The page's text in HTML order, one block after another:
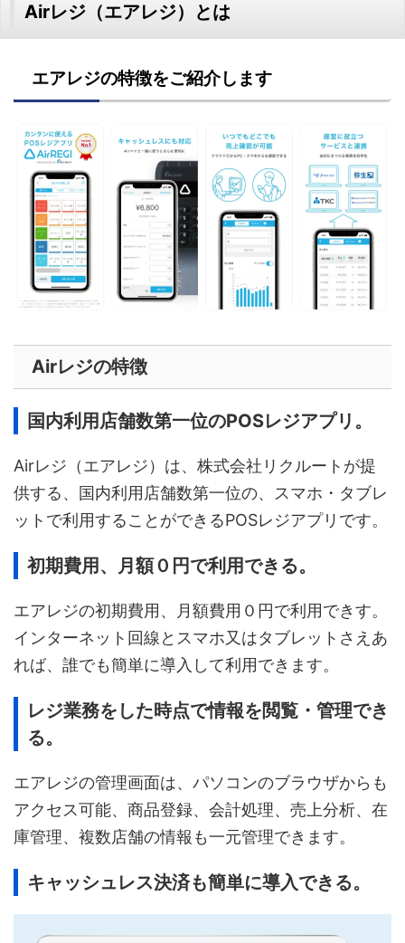
Airレジ（エアレジ）とは
エアレジの特徴をご紹介します
Airレジの特徴
国内利用店舗数第一位のPOSレジアプリ。
Airレジ（エアレジ）は、株式会社リクルートが提
供する、国内利用店舗数第一位の、スマホ・タブレ
ットで利用することができるPOSレジアプリです。
初期費用、月額０円で利用できる。
エアレジの初期費用、月額費用０円で利用できす。
インターネット回線とスマホ又はタブレットさえあ
れば、誰でも簡単に導入して利用できます。
レジ業務をした時点で情報を閲覧・管理でき
る。
エアレジの管理画面は、パソコンのブラウザからも
アクセス可能、商品登録、会計処理、売上分析、在
庫管理、複数店舗の情報も一元管理できます。
キャッシュレス決済も簡単に導入できる。